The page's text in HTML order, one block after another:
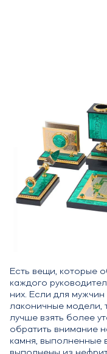
Есть вещи, которые
каждого
них. Если для
лаконичные модели,
лучше взять более
обратить внимание
камня, выполненные